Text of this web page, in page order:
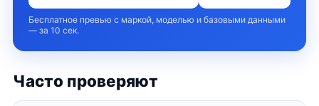
Бесплатное превью с маркой, моделью и базовыми данными
— за 10 сек.
Часто проверяют